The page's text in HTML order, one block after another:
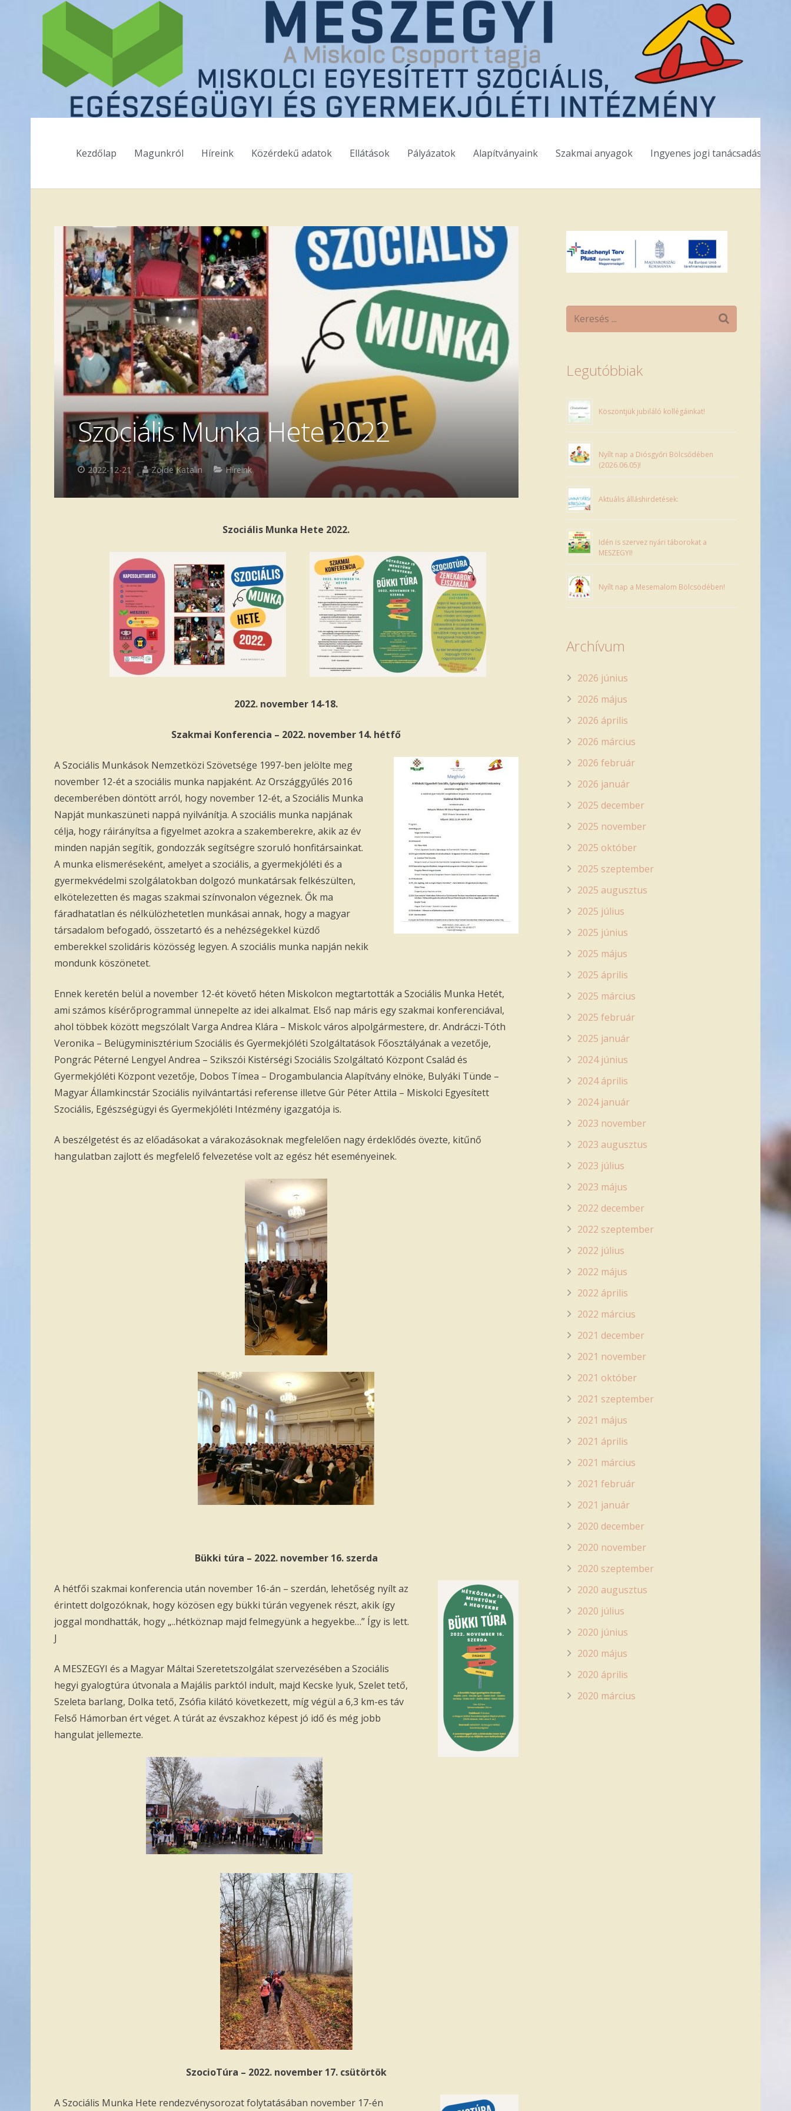
Kezdőlap Magunkról Híreink Közérdekű adatok Ellátások Pályázatok Alapítványaink Szakmai anyagok Ingyenes jogi tanácsadás
Szociális Munka Hete 2022
2022-12-21 Zölde Katalin Híreink
Szociális Munka Hete 2022.
2022. november 14-18.
Szakmai Konferencia – 2022. november 14. hétfő
A Szociális Munkások Nemzetközi Szövetsége 1997-ben jelölte meg
november 12-ét a szociális munka napjaként. Az Országgyűlés 2016
decemberében döntött arról, hogy november 12-ét, a Szociális Munka
Napját munkaszüneti nappá nyilvánítja. A szociális munka napjának
célja, hogy ráirányítsa a figyelmet azokra a szakemberekre, akik az év
minden napján segítik, gondozzák segítségre szoruló honfitársainkat.
A munka elismeréseként, amelyet a szociális, a gyermekjóléti és a
gyermekvédelmi szolgálatokban dolgozó munkatársak felkészülten,
elkötelezetten és magas szakmai színvonalon végeznek. Ők ma
fáradhatatlan és nélkülözhetetlen munkásai annak, hogy a magyar
társadalom befogadó, összetartó és a nehézségekkel küzdő
emberekkel szolidáris közösség legyen. A szociális munka napján nekik
mondunk köszönetet.
Ennek keretén belül a november 12-ét követő héten Miskolcon megtartották a Szociális Munka Hetét,
ami számos kísérőprogrammal ünnepelte az idei alkalmat. Első nap máris egy szakmai konferenciával,
ahol többek között megszólalt Varga Andrea Klára – Miskolc város alpolgármestere, dr. Andráczi-Tóth
Veronika – Belügyminisztérium Szociális és Gyermekjóléti Szolgáltatások Főosztályának a vezetője,
Pongrác Péterné Lengyel Andrea – Szikszói Kistérségi Szociális Szolgáltató Központ Család és
Gyermekjóléti Központ vezetője, Dobos Tímea – Drogambulancia Alapítvány elnöke, Bulyáki Tünde –
Magyar Államkincstár Szociális nyilvántartási referense illetve Gúr Péter Attila – Miskolci Egyesített
Szociális, Egészségügyi és Gyermekjóléti Intézmény igazgatója is.
A beszélgetést és az előadásokat a várakozásoknak megfelelően nagy érdeklődés övezte, kitűnő
hangulatban zajlott és megfelelő felvezetése volt az egész hét eseményeinek.
Bükki túra – 2022. november 16. szerda
A hétfői szakmai konferencia után november 16-án – szerdán, lehetőség nyílt az
érintett dolgozóknak, hogy közösen egy bükki túrán vegyenek részt, akik így
joggal mondhatták, hogy „..hétköznap majd felmegyünk a hegyekbe…” Így is lett.
J
A MESZEGYI és a Magyar Máltai Szeretetszolgálat szervezésében a Szociális
hegyi gyalogtúra útvonala a Majális parktól indult, majd Kecske lyuk, Szelet tető,
Szeleta barlang, Dolka tető, Zsófia kilátó következett, míg végül a 6,3 km-es táv
Felső Hámorban ért véget. A túrát az évszakhoz képest jó idő és még jobb
hangulat jellemezte.
SzocioTúra – 2022. november 17. csütörtök
A Szociális Munka Hete rendezvénysorozat folytatásában november 17-én
Legutóbbiak
Köszöntjük jubiláló kollégáinkat!
Nyílt nap a Diósgyőri Bölcsődében
(2026.06.05)!
Aktuális álláshirdetések:
Idén is szervez nyári táborokat a
MESZEGYI!
Nyílt nap a Mesemalom Bölcsödében!
Archívum
2026 június
2026 május
2026 április
2026 március
2026 február
2026 január
2025 december
2025 november
2025 október
2025 szeptember
2025 augusztus
2025 július
2025 június
2025 május
2025 április
2025 március
2025 február
2025 január
2024 június
2024 április
2024 január
2023 november
2023 augusztus
2023 július
2023 május
2022 december
2022 szeptember
2022 július
2022 május
2022 április
2022 március
2021 december
2021 november
2021 október
2021 szeptember
2021 május
2021 április
2021 március
2021 február
2021 január
2020 december
2020 november
2020 szeptember
2020 augusztus
2020 július
2020 június
2020 május
2020 április
2020 március